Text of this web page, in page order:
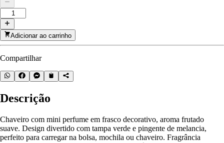
Adicionar ao carrinho
Compartilhar
Descrição
Chaveiro com mini perfume em frasco decorativo, aroma frutado
suave. Design divertido com tampa verde e pingente de melancia,
perfeito para carregar na bolsa, mochila ou chaveiro. Fragrância